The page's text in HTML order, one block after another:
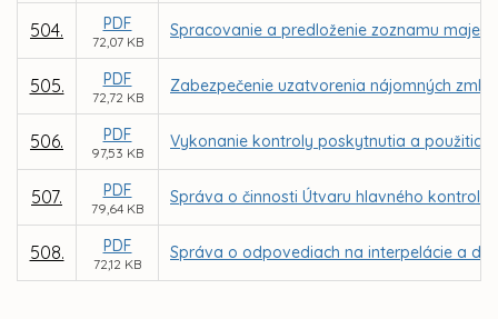
504. PDF
72,07 KB
Spracovanie a predloženie zoznamu
505. PDF
72,72 KB
Zabezpečenie uzatvorenia nájomných
506. PDF
97,53 KB
Vykonanie kontroly poskytnutia a použitia
507. PDF
79,64 KB
Správa o činnosti Útvaru hlavného
508. PDF
72,12 KB
Správa o odpovediach na interpelácie a